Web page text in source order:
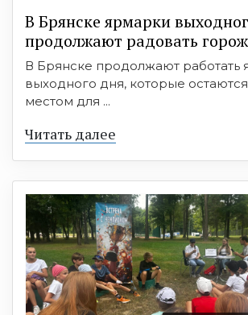
В Брянске ярмарки
продолжают радовать
В Брянске продолжают работать
выходного дня, которые
местом для ...
Читать далее